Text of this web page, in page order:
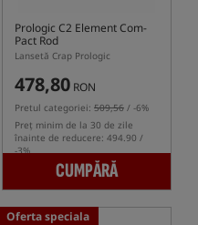
Prologic C2 Element Com-
Pact Rod
Lansetă Crap Prologic
478,80 RON
Pretul categoriei: 509,56 / -6%
Preț minim de la 30 de zile
înainte de reducere: 494.90 /
-3%
CUMPĂRĂ
Oferta speciala